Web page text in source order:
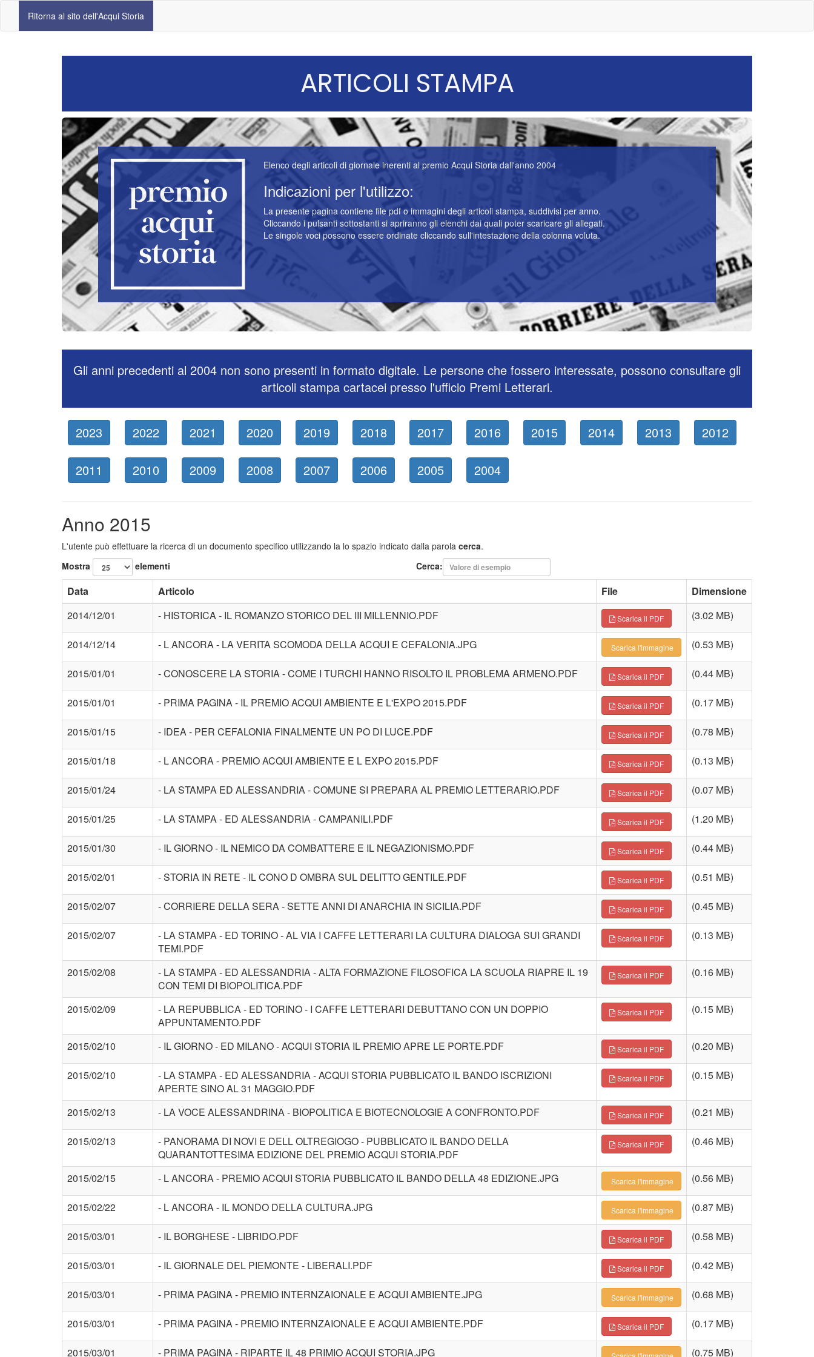
Ritorna al sito dell'Acqui Storia
ARTICOLI STAMPA
Elenco degli articoli di giornale inerenti al premio Acqui Storia dall'anno 2004
Indicazioni per l'utilizzo:
La presente pagina contiene file pdf o immagini degli articoli stampa, suddivisi per anno.
Cliccando i pulsanti sottostanti si apriranno gli elenchi dai quali poter scaricare gli allegati.
Le singole voci possono essere ordinate cliccando sull'intestazione della colonna voluta.
Gli anni precedenti al 2004 non sono presenti in formato digitale. Le persone che fossero interessate, possono consultare gli
articoli stampa cartacei presso l'ufficio Premi Letterari.
2023 2022 2021 2020 2019 2018 2017 2016 2015 2014 2013 2012
2011 2010 2009 2008 2007 2006 2005 2004
Anno 2015
L'utente può effettuare la ricerca di un documento specifico utilizzando la lo spazio indicato dalla parola cerca.
Mostra
elementi Cerca:
Data Articolo File
Dimensione
2014/12/01
- HISTORICA - IL ROMANZO STORICO DEL III MILLENNIO.PDF Scarica il PDF (3.02 MB)
2014/12/14 - L ANCORA - LA VERITA SCOMODA DELLA ACQUI E CEFALONIA.JPG Scarica l'immagine (0.53 MB)
2015/01/01 - CONOSCERE LA STORIA - COME I TURCHI HANNO RISOLTO IL PROBLEMA ARMENO.PDF Scarica il PDF (0.44 MB)
2015/01/01 - PRIMA PAGINA - IL PREMIO ACQUI AMBIENTE E L'EXPO 2015.PDF Scarica il PDF (0.17 MB)
2015/01/15 - IDEA - PER CEFALONIA FINALMENTE UN PO DI LUCE.PDF Scarica il PDF (0.78 MB)
2015/01/18 - L ANCORA - PREMIO ACQUI AMBIENTE E L EXPO 2015.PDF Scarica il PDF (0.13 MB)
2015/01/24 - LA STAMPA ED ALESSANDRIA - COMUNE SI PREPARA AL PREMIO LETTERARIO.PDF Scarica il PDF (0.07 MB)
2015/01/25 - LA STAMPA - ED ALESSANDRIA - CAMPANILI.PDF Scarica il PDF (1.20 MB)
2015/01/30 - IL GIORNO - IL NEMICO DA COMBATTERE E IL NEGAZIONISMO.PDF Scarica il PDF (0.44 MB)
2015/02/01 - STORIA IN RETE - IL CONO D OMBRA SUL DELITTO GENTILE.PDF Scarica il PDF (0.51 MB)
2015/02/07 - CORRIERE DELLA SERA - SETTE ANNI DI ANARCHIA IN SICILIA.PDF Scarica il PDF (0.45 MB)
2015/02/07
- LA STAMPA - ED TORINO - AL VIA I CAFFE LETTERARI LA CULTURA DIALOGA SUI GRANDI
TEMI.PDF
Scarica il PDF (0.13 MB)
2015/02/08
- LA STAMPA - ED ALESSANDRIA - ALTA FORMAZIONE FILOSOFICA LA SCUOLA RIAPRE IL 19
CON TEMI DI BIOPOLITICA.PDF
Scarica il PDF (0.16 MB)
2015/02/09
- LA REPUBBLICA - ED TORINO - I CAFFE LETTERARI DEBUTTANO CON UN DOPPIO
APPUNTAMENTO.PDF
Scarica il PDF (0.15 MB)
2015/02/10 - IL GIORNO - ED MILANO - ACQUI STORIA IL PREMIO APRE LE PORTE.PDF Scarica il PDF (0.20 MB)
2015/02/10
- LA STAMPA - ED ALESSANDRIA - ACQUI STORIA PUBBLICATO IL BANDO ISCRIZIONI
APERTE SINO AL 31 MAGGIO.PDF
Scarica il PDF (0.15 MB)
2015/02/13 - LA VOCE ALESSANDRINA - BIOPOLITICA E BIOTECNOLOGIE A CONFRONTO.PDF Scarica il PDF (0.21 MB)
2015/02/13
- PANORAMA DI NOVI E DELL OLTREGIOGO - PUBBLICATO IL BANDO DELLA
QUARANTOTTESIMA EDIZIONE DEL PREMIO ACQUI STORIA.PDF
Scarica il PDF (0.46 MB)
2015/02/15 - L ANCORA - PREMIO ACQUI STORIA PUBBLICATO IL BANDO DELLA 48 EDIZIONE.JPG Scarica l'immagine (0.56 MB)
2015/02/22 - L ANCORA - IL MONDO DELLA CULTURA.JPG Scarica l'immagine (0.87 MB)
2015/03/01 - IL BORGHESE - LIBRIDO.PDF Scarica il PDF (0.58 MB)
2015/03/01 - IL GIORNALE DEL PIEMONTE - LIBERALI.PDF Scarica il PDF (0.42 MB)
2015/03/01 - PRIMA PAGINA - PREMIO INTERNZAIONALE E ACQUI AMBIENTE.JPG Scarica l'immagine (0.68 MB)
2015/03/01 - PRIMA PAGINA - PREMIO INTERNZAIONALE E ACQUI AMBIENTE.PDF Scarica il PDF (0.17 MB)
2015/03/01 - PRIMA PAGINA - RIPARTE IL 48 PRIMIO ACQUI STORIA.JPG (0.75 MB)